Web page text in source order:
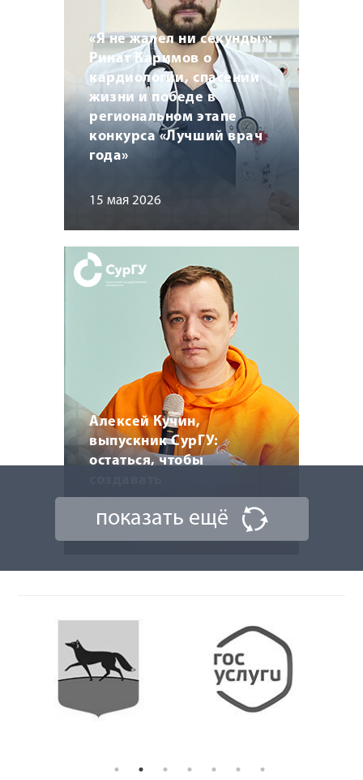
«Я не жалел ни секунды»:
Ринат Каримов о
кардиологии, спасении
жизни и победе в
региональном этапе
конкурса «Лучший врач
года»
15 мая 2026
Алексей Кучин,
выпускник СурГУ:
остаться, чтобы
6 мая 2026
показать ещё